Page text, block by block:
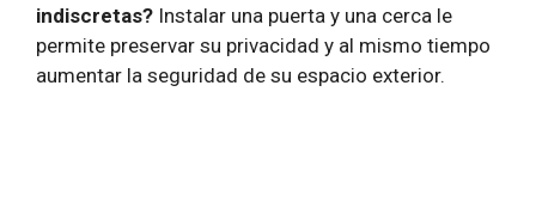
indiscretas? Instalar una puerta y una cerca le
permite preservar su privacidad y al mismo tiempo
aumentar la seguridad de su espacio exterior.